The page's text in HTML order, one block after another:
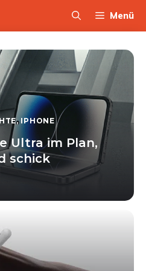
Menü
, IPHONE
Ultra im Plan,
schick